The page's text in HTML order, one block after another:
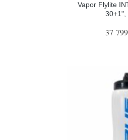
Vapor Flylite
30+1",
37